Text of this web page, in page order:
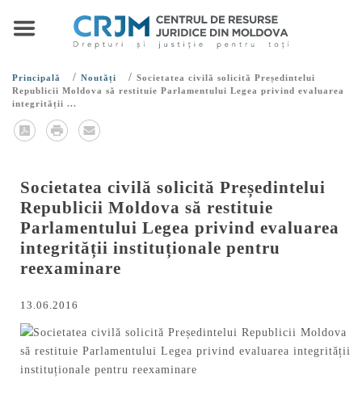
Principală / Noutăți / Societatea civilă solicită Președintelui
Republicii Moldova să restituie Parlamentului Legea privind evaluarea
integrității ...
Societatea civilă solicită Președintelui
Republicii Moldova să restituie
Parlamentului Legea privind evaluarea
integrității instituționale pentru
reexaminare
13.06.2016